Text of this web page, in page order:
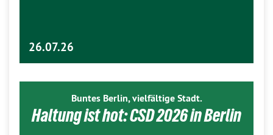
26.07.26
Buntes Berlin, vielfältige Stadt.
Haltung ist hot: CSD 2026 in Berlin